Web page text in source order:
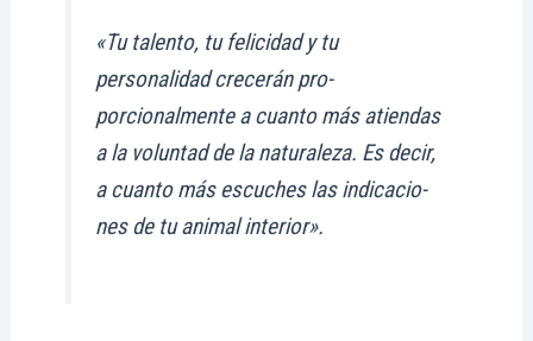
«Tu talento, tu felicidad y tu
personalidad crecerán pro­
porcionalmente a cuanto más atiendas
a la voluntad de la naturaleza. Es decir,
a cuanto más escuches las indicacio­
nes de tu animal interior».